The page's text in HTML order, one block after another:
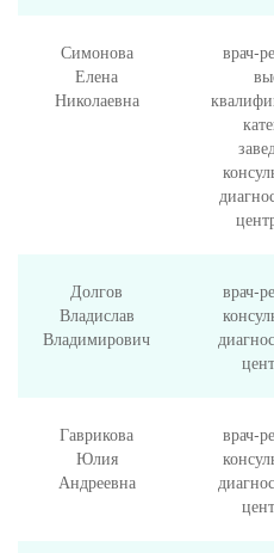
Симонова
Елена
Николаевна
врач-
Долгов
Владислав
Владимирович
врач-
Гаврикова
Юлия
Андреевна
врач-